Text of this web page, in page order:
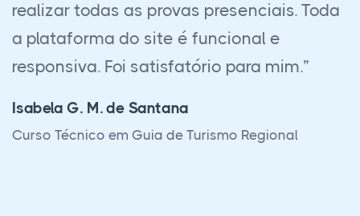
tive durante o curso, devido tudo isso já
indiquei para meus colegas de trabalho
tbm!”
Luiz Vitor Antoline
Curso Técnico em Eletrotécnica Pleno